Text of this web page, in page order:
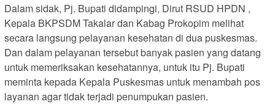
Dalam sidak, Pj. Bupati didampingi, Dirut RSUD HPDN ,
Kepala BKPSDM Takalar dan Kabag Prokopim melihat
secara langsung pelayanan kesehatan di dua puskesmas.
Dan dalam pelayanan tersebut banyak pasien yang datang
untuk memeriksakan kesehatannya, untuk itu Pj. Bupati
meminta kepada Kepala Puskesmas untuk menambah pos
layanan agar tidak terjadi penumpukan pasien.